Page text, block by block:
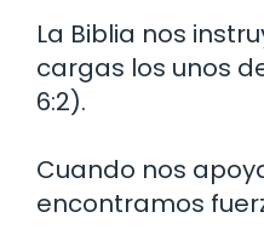
La Biblia nos
cargas los unos
6:2).
Cuando nos
encontramos